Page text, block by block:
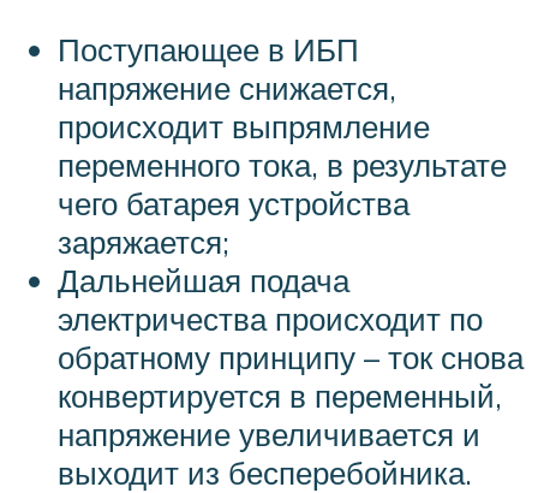
Поступающее в ИБП
напряжение снижается,
происходит выпрямление
переменного тока, в результате
чего батарея устройства
заряжается;
Дальнейшая подача
электричества происходит по
обратному принципу – ток снова
конвертируется в переменный,
напряжение увеличивается и
выходит из бесперебойника.